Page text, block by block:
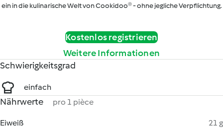
ein in die kulinarische Welt von Cookidoo® - ohne jegliche Verpflichtung.
Kostenlos registrieren
Weitere Informationen
Schwierigkeitsgrad
einfach
Nährwerte pro 1 pièce
Eiweiß
21 g